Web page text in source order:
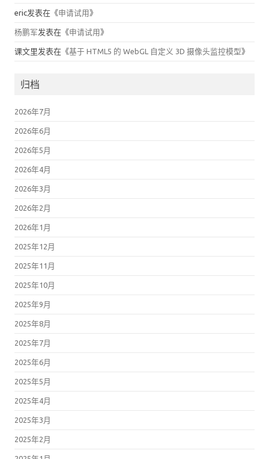
eric发表在《申请试用 》
杨鹏军发表在《申请试用 》
课文里发表在《基于 HTML5 的 WebGL 自定义 3D 摄像头监控模型》
归档
2026年7月
2026年6月
2026年5月
2026年4月
2026年3月
2026年2月
2026年1月
2025年12月
2025年11月
2025年10月
2025年9月
2025年8月
2025年7月
2025年6月
2025年5月
2025年4月
2025年3月
2025年2月